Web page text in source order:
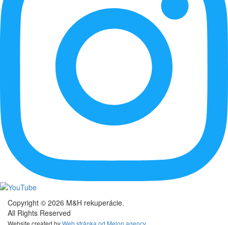
Copyright © 2026 M&H rekuperácie.
All Rights Reserved
Website created byWeb stránka od Melon agency